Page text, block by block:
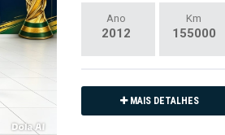
Ano
2012
Km
155000
MAIS DETALHES